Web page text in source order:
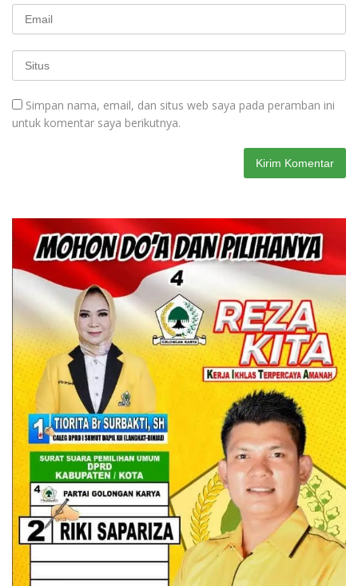
Simpan nama, email, dan situs web saya pada peramban ini
untuk komentar saya berikutnya.